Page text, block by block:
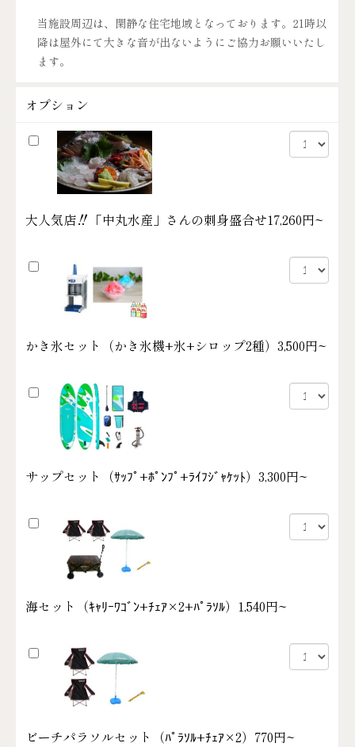
当施設周辺は、閑静な住宅地域となっております。21時以
降は屋外にて大きな音が出ないようにご協力お願いいたし
ます。
オプション
大人気店‼「中丸水産」さんの刺身盛合せ17,260円~
かき氷セット（かき氷機+氷+シロップ2種） 3,500円~
サップセット（ｻｯﾌﾟ+ﾎﾟﾝﾌﾟ+ﾗｲﾌｼﾞｬｹｯﾄ） 3,300円~
海セット（ｷｬﾘｰﾜｺﾞﾝ+ﾁｪｱ×2+ﾊﾟﾗｿﾙ） 1,540円~
ビーチパラソルセット（ﾊﾟﾗｿﾙ+ﾁｪｱ×2） 770円~